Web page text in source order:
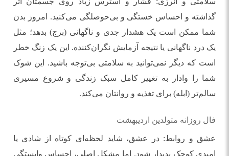
گذاشته و احساس خستگی و بی‌حوصلگی می‌کنید. امروز بدن
شما ممکن است یک هشدار جدی و ناگهانی (برج) بدهد؛ مثل
یک درد ناگهانی یا نتیجه آزمایش نگران‌کننده. این یک زنگ خطر
است که دیگر نمی‌توانید به سلامتی بی‌توجه باشید. این شوک
شما را وادار به تغییر کامل سبک زندگی و شروع مسیری
سالم‌تر (ابله) برای تغذیه و روانتان می‌کند.
فال روزانه متولدین اردیبهشت
عشق و روابط: در عشق، شاید لحظه‌ای کوتاه از شادی یا
امیدی کوچک پدیدار شود. اما مشکل اصلی، احساس وابستگی